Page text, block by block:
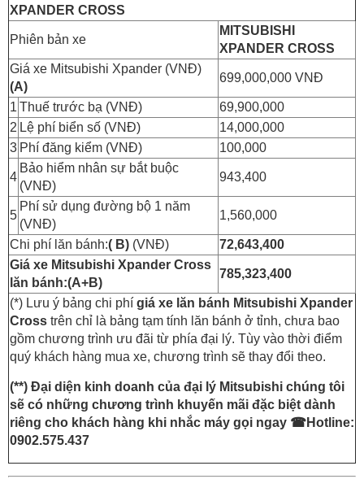
XPANDER CROSS
Phiên bản xe
MITSUBISHI
XPANDER CROSS
Giá xe Mitsubishi Xpander (VNĐ)
(A)
699,000,000 VNĐ
1 Thuế trước bạ (VNĐ)
69,900,000
2 Lệ phí biển số (VNĐ)
14,000,000
3 Phí đăng kiểm (VNĐ) 100,000
4
Bảo hiểm nhân sự bắt buộc
(VNĐ)
943,400
5
Phí sử dụng đường bộ 1 năm
(VNĐ)
1,560,000
Chi phí lăn bánh:( B) (VNĐ)
72,643,400
Giá xe Mitsubishi Xpander Cross
lăn bánh:(A+B)
785,323,400
(*) Lưu ý bảng chi phí giá xe lăn bánh Mitsubishi Xpander
Cross trên chỉ là bảng tạm tính lăn bánh ở tỉnh, chưa bao
gồm chương trình ưu đãi từ phía đại lý. Tùy vào thời điểm
quý khách hàng mua xe, chương trình sẽ thay đổi theo.
(**) Đại diện kinh doanh của đại lý Mitsubishi chúng tôi
sẽ có những chương trình khuyến mãi đặc biệt dành
riêng cho khách hàng khi nhắc máy gọi ngay ☎Hotline:
0902.575.437